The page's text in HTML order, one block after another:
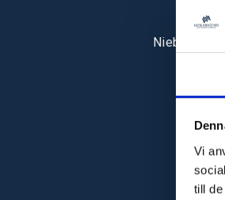
Vi
till
Niebuhr